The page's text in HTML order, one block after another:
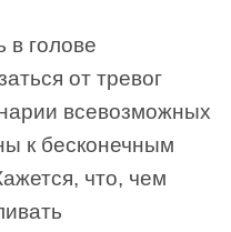
в голове
от тревог
всевозможных
к бесконечным
что, чем